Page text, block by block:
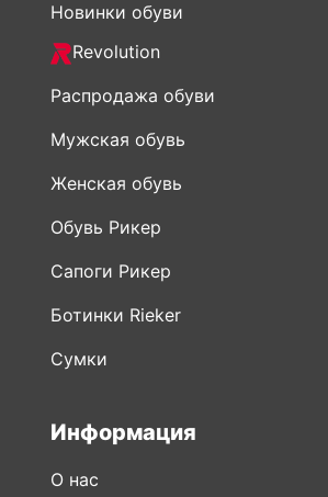
Новинки обуви
Revolution
Распродажа обуви
Мужская обувь
Женская обувь
Обувь Рикер
Сапоги Рикер
Ботинки Rieker
Сумки
Информация
О нас